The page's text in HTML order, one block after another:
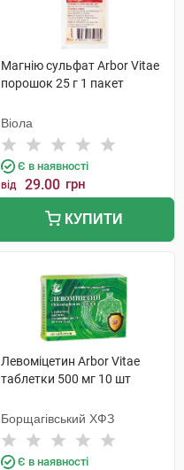
Магнію сульфат Arbor Vitae
порошок 25 г 1 пакет
Віола
Є в наявності
від 29.00 грн
КУПИТИ
Левоміцетин Arbor Vitae
таблетки 500 мг 10 шт
Борщагівський ХФЗ
Є в наявності